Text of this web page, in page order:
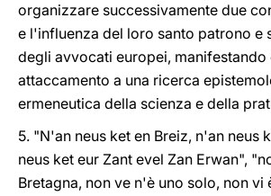
organizzare successivamente due
e l'influenza del loro santo patrono e
degli avvocati europei, manifestando
attaccamento a una ricerca
ermeneutica della scienza e della
5. "N'an neus ket en Breiz, n'an neus
neus ket eur Zant evel Zan Erwan",
Bretagna, non ve n'è uno solo, non vi